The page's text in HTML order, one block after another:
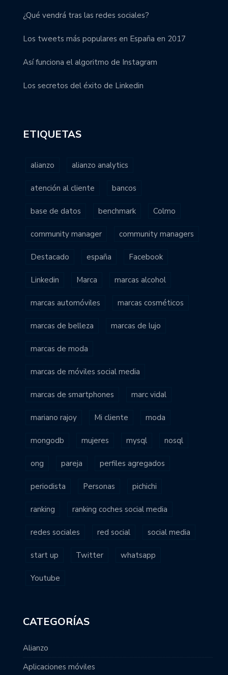
¿Qué vendrá tras las redes sociales?
Los tweets más populares en España en 2017
Así funciona el algoritmo de Instagram
Los secretos del éxito de Linkedin
ETIQUETAS
alianzo alianzo analytics
atención al cliente bancos
base de datos benchmark Colmo
community manager community managers
Destacado españa Facebook
Linkedin Marca marcas alcohol
marcas automóviles marcas cosméticos
marcas de belleza marcas de lujo
marcas de moda
marcas de móviles social media
marcas de smartphones marc vidal
mariano rajoy Mi cliente moda
mongodb mujeres mysql nosql
ong pareja perfiles agregados
periodista Personas pichichi
ranking ranking coches social media
redes sociales red social social media
start up Twitter whatsapp
Youtube
CATEGORÍAS
Alianzo
Aplicaciones móviles